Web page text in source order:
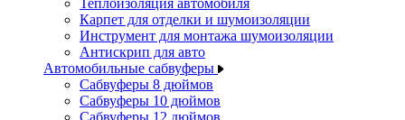
Теплоизоляция автомобиля
Карпет для отделки и шумоизоляции
Инструмент для монтажа шумоизоляции
Антискрип для авто
Автомобильные сабвуферы
Сабвуферы 8 дюймов
Сабвуферы 10 дюймов
Сабвуферы 12 дюймов